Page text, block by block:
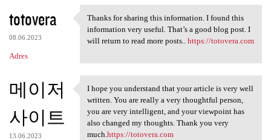
totovera
08.06.2023
Adres
Thanks for sharing this
Thanks for sharing this information. I found this
information very useful. That’s a good blog post. I
will return to read more posts.. https://totovera.com
메이저
사이트
13.06.2023
I hope you understand that
I hope you understand that your article is very well
written. You are really a very thoughtful person,
you are very intelligent, and your viewpoint has
also changed my thoughts. Thank you very
much. https://totovera.com